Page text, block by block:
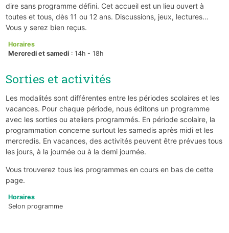
dire sans programme défini. Cet accueil est un lieu ouvert à
toutes et tous, dès 11 ou 12 ans. Discussions, jeux, lectures…
Vous y serez bien reçus.
Horaires
Mercredi et samedi: 14h - 18h
Sorties et activités
Les modalités sont différentes entre les périodes scolaires et les
vacances. Pour chaque période, nous éditons un programme
avec les sorties ou ateliers programmés. En période scolaire, la
programmation concerne surtout les samedis après midi et les
mercredis. En vacances, des activités peuvent être prévues tous
les jours, à la journée ou à la demi journée.
Vous trouverez tous les programmes en cours en bas de cette
page.
Horaires
Selon programme